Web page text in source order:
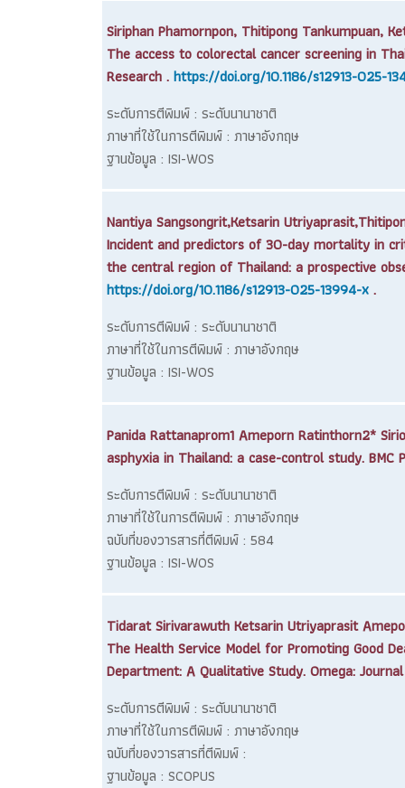
Siriphan Phamornpon, Thitipong Tankumpuan,
The access to colorectal cancer screening in
Research . https://doi.org/10.1186/s12913-025-
ระดับการตีพิมพ์ : ระดับนานาชาติ
ภาษาที่ใช้ในการตีพิมพ์ : ภาษาอังกฤษ
ฐานข้อมูล : ISI-WOS
Nantiya Sangsongrit,Ketsarin
Incident and predictors of 30-day mortality in
the central region of Thailand: a prospective
https://doi.org/10.1186/s12913-025-13994-x .
ระดับการตีพิมพ์ : ระดับนานาชาติ
ภาษาที่ใช้ในการตีพิมพ์ : ภาษาอังกฤษ
ฐานข้อมูล : ISI-WOS
Panida Rattanaprom1 Ameporn Ratinthorn2*
asphyxia in Thailand: a case-control study. BMC
ระดับการตีพิมพ์ : ระดับนานาชาติ
ภาษาที่ใช้ในการตีพิมพ์ : ภาษาอังกฤษ
ฉบับที่ของวารสารที่ตีพิมพ์ : 584
ฐานข้อมูล : ISI-WOS
Tidarat Sirivarawuth Ketsarin Utriyaprasit
The Health Service Model for Promoting Good
Department: A Qualitative Study. Omega:
ระดับการตีพิมพ์ : ระดับนานาชาติ
ภาษาที่ใช้ในการตีพิมพ์ : ภาษาอังกฤษ
ฉบับที่ของวารสารที่ตีพิมพ์ :
ฐานข้อมูล : SCOPUS